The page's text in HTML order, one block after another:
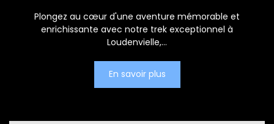
Plongez au cœur d'une aventure mémorable et
enrichissante avec notre trek exceptionnel à
Loudenvielle,...
En savoir plus